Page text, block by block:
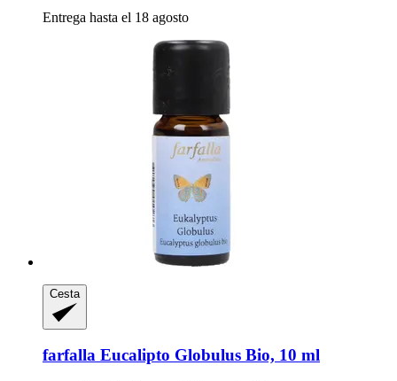
Entrega hasta el 18 agosto
Cesta
farfalla Eucalipto Globulus Bio, 10 ml